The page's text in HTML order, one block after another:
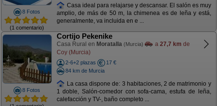
8 Fotos
(1 comentario)
Casa ideal para relajarse y descansar. El salón es muy
amplio, de más de 50 m, la chimenea es de leña y está,
generalmente, va incluida en e ...
8 Fotos
Cortijo Pekenike
Casa Rural en Moratalla (Murcia) a 27,7 km de
Coy (Murcia)
2-6+2 plazas
17 €
84 km de Murcia
La casa dispone de: 3 habitaciones, 2 de matrimonio y
1 doble, Salón-comedor con sofa-cama, estufa de leña,
calefacción y TV-, baño completo ...